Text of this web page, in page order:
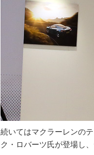
続いてはマクラーレンの
ク・ロバーツ氏が登場し